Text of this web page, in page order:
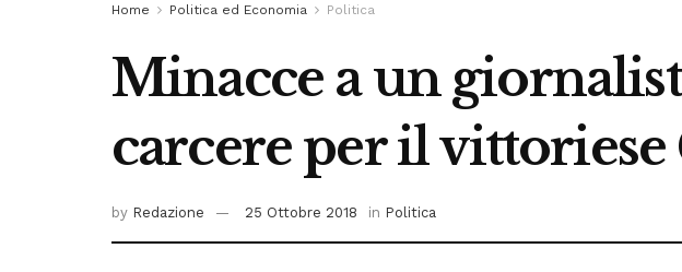
Home Politica ed Economia Politica
Minacce a un
carcere per il
by Redazione 25 Ottobre 2018 in Politica